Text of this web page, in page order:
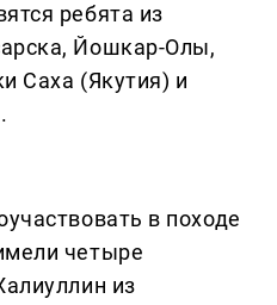
ребята из
Йошкар-Олы,
Саха (Якутия) и
в походе
четыре
из